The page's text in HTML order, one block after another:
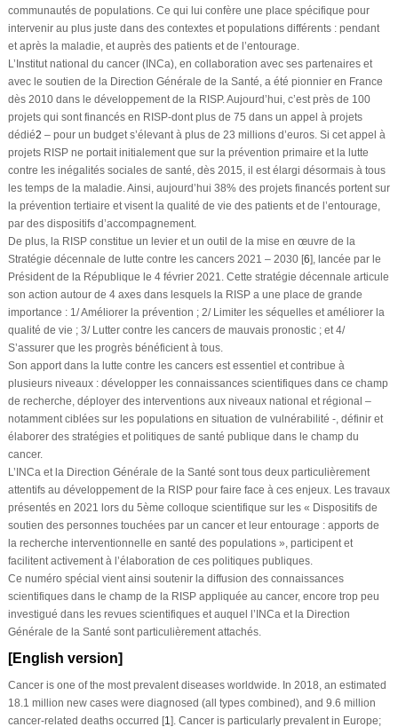
communautés de populations. Ce qui lui confère une place spécifique pour
intervenir au plus juste dans des contextes et populations différents : pendant
et après la maladie, et auprès des patients et de l’entourage.
L’Institut national du cancer (INCa), en collaboration avec ses partenaires et
avec le soutien de la Direction Générale de la Santé, a été pionnier en France
dès 2010 dans le développement de la RISP. Aujourd’hui, c’est près de 100
projets qui sont financés en RISP-dont plus de 75 dans un appel à projets
dédié2 – pour un budget s’élevant à plus de 23 millions d’euros. Si cet appel à
projets RISP ne portait initialement que sur la prévention primaire et la lutte
contre les inégalités sociales de santé, dès 2015, il est élargi désormais à tous
les temps de la maladie. Ainsi, aujourd’hui 38% des projets financés portent sur
la prévention tertiaire et visent la qualité de vie des patients et de l’entourage,
par des dispositifs d’accompagnement.
De plus, la RISP constitue un levier et un outil de la mise en œuvre de la
Stratégie décennale de lutte contre les cancers 2021 – 2030 [6], lancée par le
Président de la République le 4 février 2021. Cette stratégie décennale articule
son action autour de 4 axes dans lesquels la RISP a une place de grande
importance : 1/ Améliorer la prévention ; 2/ Limiter les séquelles et améliorer la
qualité de vie ; 3/ Lutter contre les cancers de mauvais pronostic ; et 4/
S’assurer que les progrès bénéficient à tous.
Son apport dans la lutte contre les cancers est essentiel et contribue à
plusieurs niveaux : développer les connaissances scientifiques dans ce champ
de recherche, déployer des interventions aux niveaux national et régional –
notamment ciblées sur les populations en situation de vulnérabilité -, définir et
élaborer des stratégies et politiques de santé publique dans le champ du
cancer.
L’INCa et la Direction Générale de la Santé sont tous deux particulièrement
attentifs au développement de la RISP pour faire face à ces enjeux. Les travaux
présentés en 2021 lors du 5ème colloque scientifique sur les « Dispositifs de
soutien des personnes touchées par un cancer et leur entourage : apports de
la recherche interventionnelle en santé des populations», participent et
facilitent activement à l’élaboration de ces politiques publiques.
Ce numéro spécial vient ainsi soutenir la diffusion des connaissances
scientifiques dans le champ de la RISP appliquée au cancer, encore trop peu
investigué dans les revues scientifiques et auquel l’INCa et la Direction
Générale de la Santé sont particulièrement attachés.
[English version]
Cancer is one of the most prevalent diseases worldwide. In 2018, an estimated
18.1 million new cases were diagnosed (all types combined), and 9.6 million
cancer-related deaths occurred [1 ]. Cancer is particularly prevalent in Europe;